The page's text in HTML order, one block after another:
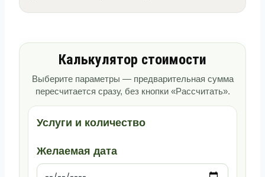
Калькулятор стоимости
Выберите параметры — предварительная сумма
пересчитается сразу, без кнопки «Рассчитать».
Услуги и количество
Желаемая дата